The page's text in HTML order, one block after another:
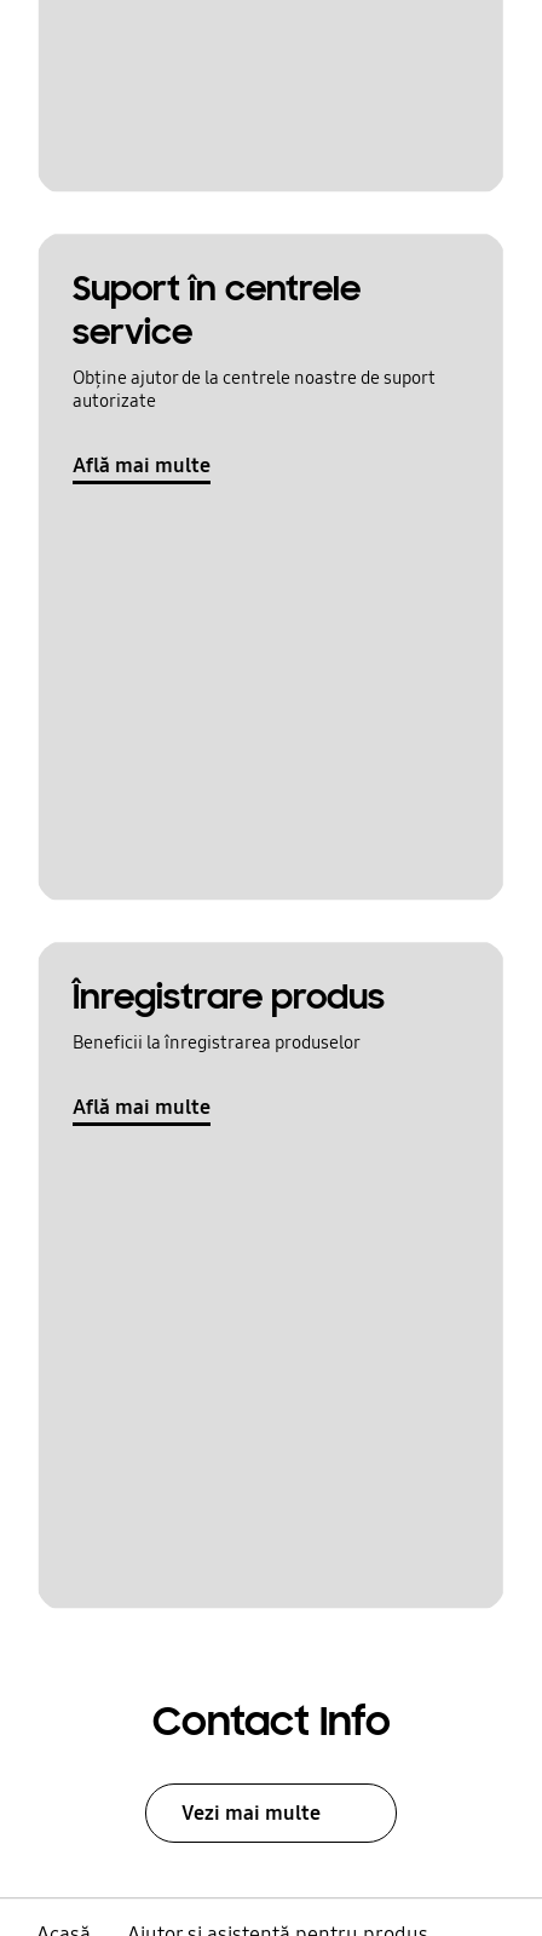
Suport în centrele
service
Obține ajutor de la centrele noastre de suport
autorizate
Află mai multe
Înregistrare produs
Beneficii la înregistrarea produselor
Află mai multe
Contact Info
Vezi mai multe